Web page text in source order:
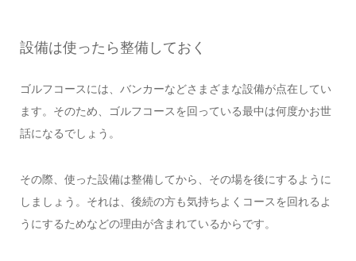
設備は使ったら整備しておく
ゴルフコースには、バンカーなどさまざまな設備が点在してい
ます。そのため、ゴルフコースを回っている最中は何度かお世
話になるでしょう。
その際、使った設備は整備してから、その場を後にするように
しましょう。それは、後続の方も気持ちよくコースを回れるよ
うにするためなどの理由が含まれているからです。